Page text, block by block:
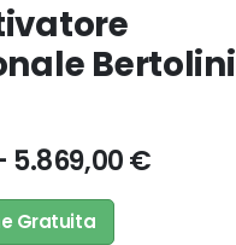
Bertolini
5.869,00€
Gratuita